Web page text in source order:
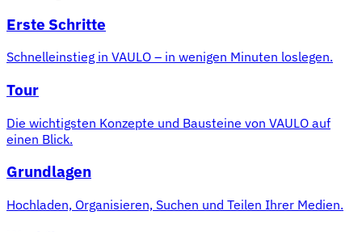
Erste Schritte
Schnelleinstieg in VAULO – in wenigen Minuten loslegen.
Tour
Die wichtigsten Konzepte und Bausteine von VAULO auf
einen Blick.
Grundlagen
Hochladen, Organisieren, Suchen und Teilen Ihrer Medien.